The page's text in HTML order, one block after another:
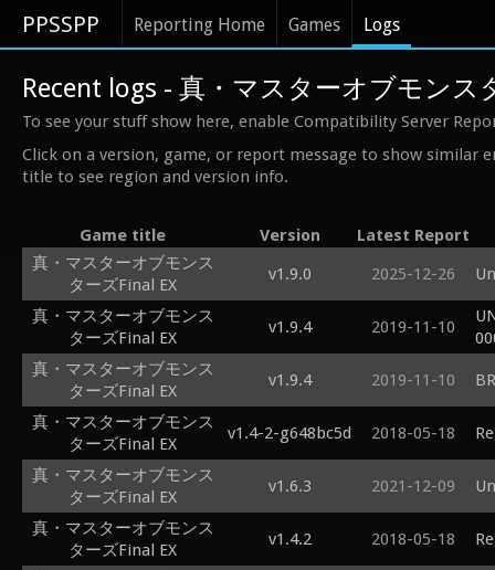
PPSSPP Reporting Home Games Logs
Recent logs - 真・マスターオブモンス
To see your stuff show here, enable Compatibility Server
Click on a version, game, or report message to show similar
title to see region and version info.
Game title Version
Latest Report
真・マスターオブモンス
ターズFinal EX
v1.9.0 2025-12-26
真・マスターオブモンス
ターズFinal EX
v1.9.4 2019-11-10
真・マスターオブモンス
ターズFinal EX
v1.9.4 2019-11-10
真・マスターオブモンス
ターズFinal EX
v1.4-2-g648bc5d 2018-05-18
真・マスターオブモンス
ターズFinal EX
v1.6.3 2021-12-09
真・マスターオブモンス
ターズFinal EX
v1.4.2 2018-05-18